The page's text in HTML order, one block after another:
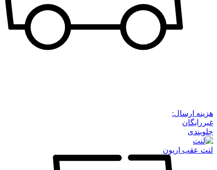
هزینه ارسال:
غیررایگان
جلوبندی
لنت عقب اریون